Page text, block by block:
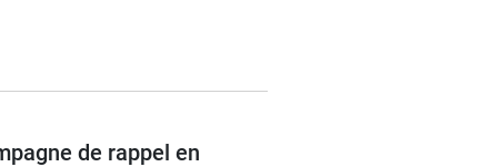
de rappel en